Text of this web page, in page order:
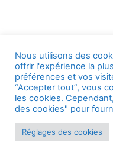
Nous utilisons des
offrir l'expérience la
préférences et vos
“Accepter tout”, vous
les cookies.
des cookies" pour
Réglages des cookies